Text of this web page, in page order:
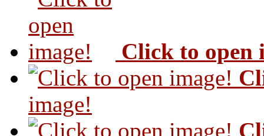
Click to open
image!